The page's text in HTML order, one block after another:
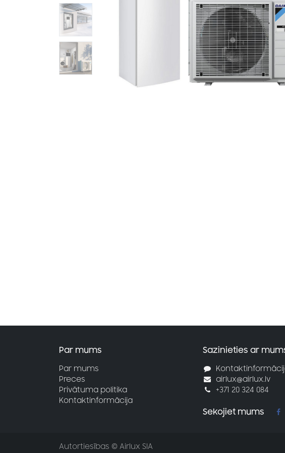
Par mums
Par mums
Preces
Privātuma politika
Kontaktinformācija
Sazinieties ar
airlux@airlux.lv
+371 20 324 084
Sekojiet mums
Autortiesības © Airlux SIA